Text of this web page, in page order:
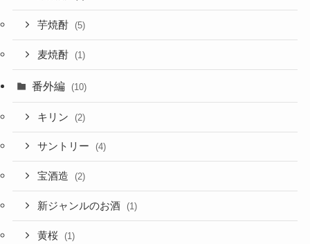
芋焼酎 (5)
麦焼酎 (1)
番外編 (10)
キリン (2)
サントリー (4)
宝酒造 (2)
新ジャンルのお酒 (1)
黄桜 (1)